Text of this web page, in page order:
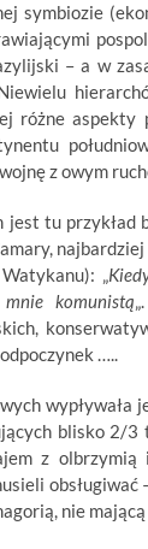
symbiozie
– a w
różne aspekty
z owym
jest tu przykład
„
komunistą
…..
wypływała
blisko 2/
z
nie